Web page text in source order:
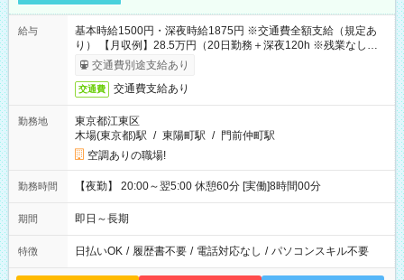
給与
基本時給1500円・深夜時給1875円 ※交通費全額支給（規定あ
り） 【月収例】28.5万円（20日勤務＋深夜120h ※残業なしの場
合）交通費別途支給あり
交通費 交通費支給あり
勤務地
東京都江東区
木場(東京都)駅 / 東陽町駅 / 門前仲町駅
空調ありの職場!
勤務時間 【夜勤】 20:00～翌5:00 休憩60分 [実働]8時間00分
期間 即日～長期
特徴 日払いOK / 履歴書不要 / 電話対応なし / パソコンスキル不要